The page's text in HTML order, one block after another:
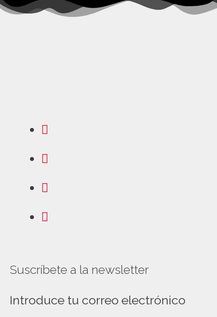
Suscríbete a la newsletter
Introduce tu correo electrónico